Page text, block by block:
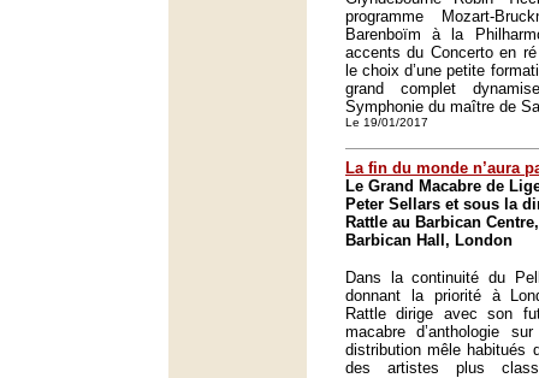
programme Mozart-
Barenboïm à la
accents du Concerto en
le choix d’une petite
grand complet
Symphonie du maître de
Le 19/01/2017
La fin du monde n’aura
Le Grand Macabre de
Peter Sellars et sous la
Rattle au Barbican
Barbican Hall, London
Dans la continuité du
donnant la priorité à
Rattle dirige avec son
macabre d’anthologie
distribution mêle habitués
des artistes plus